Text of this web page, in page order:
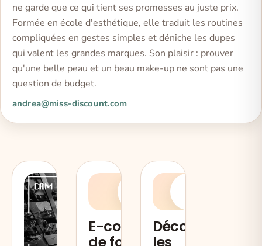
ne garde que ce qui tient ses promesses au juste prix.
Formée en école d'esthétique, elle traduit les routines
compliquées en gestes simples et déniche les dupes
qui valent les grandes marques. Son plaisir : prouver
qu'une belle peau et un beau make-up ne sont pas une
question de budget.
andrea@miss-discount.com
E-commerce
D
Découvrez